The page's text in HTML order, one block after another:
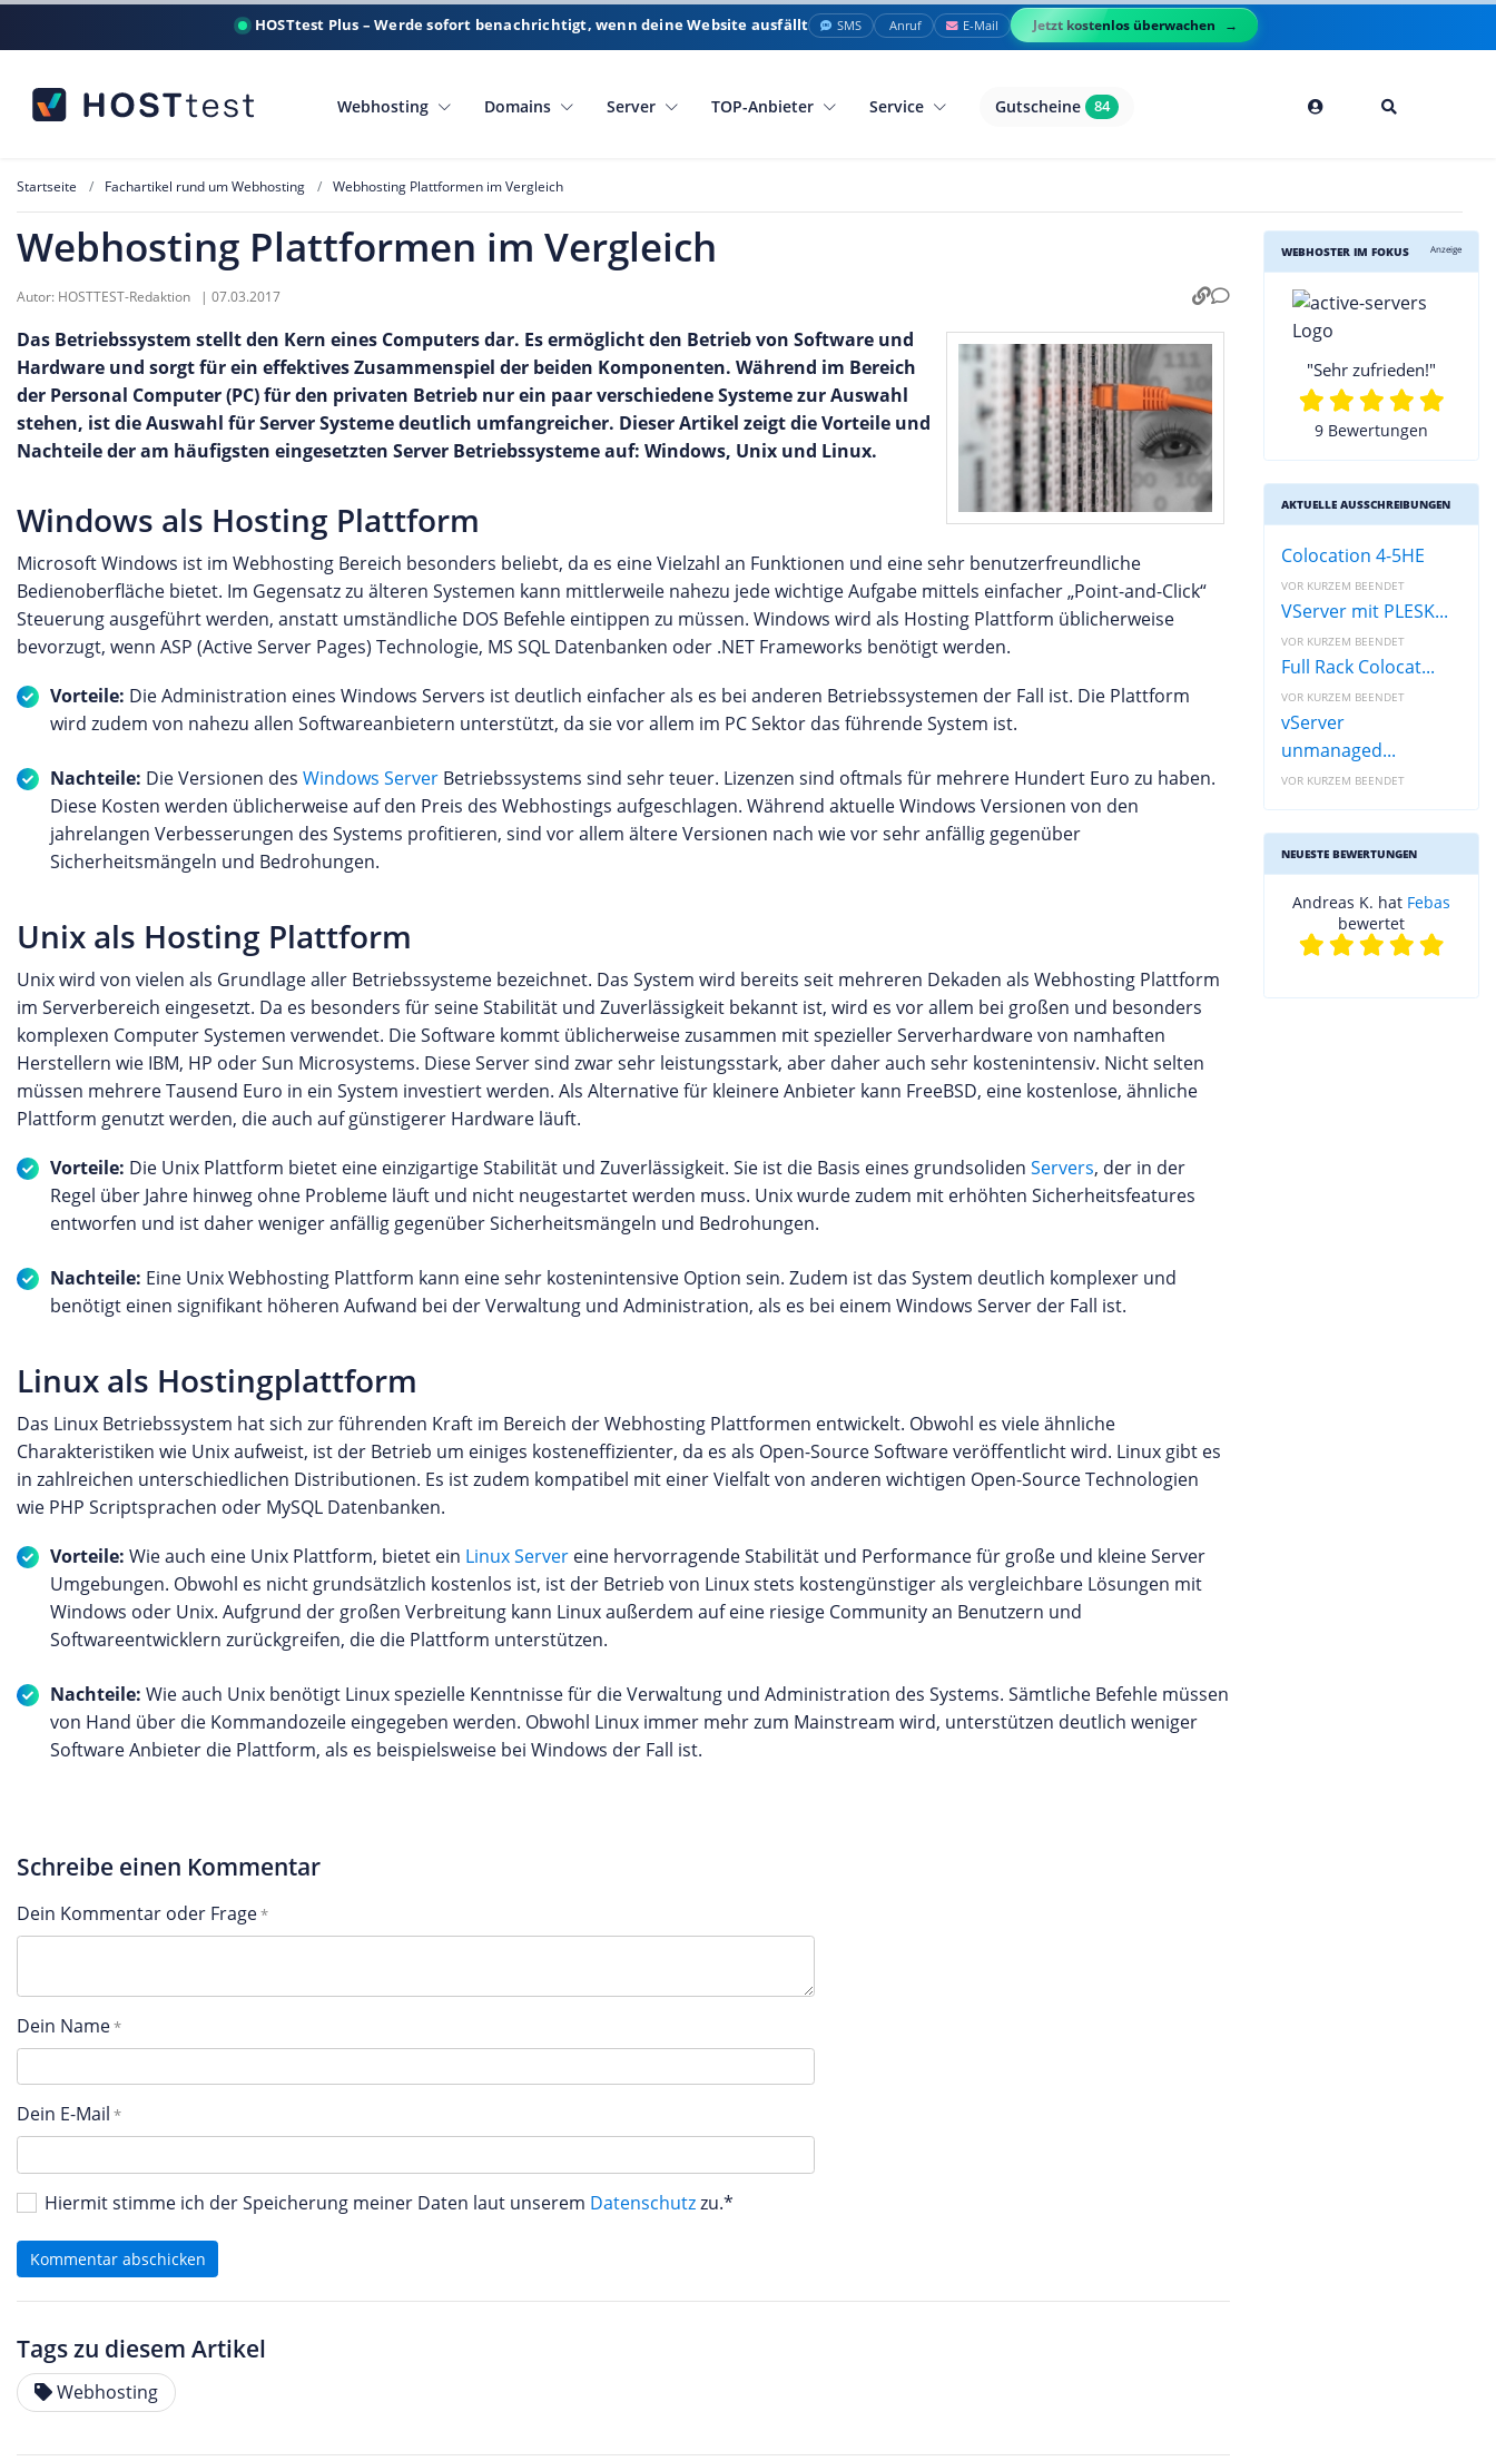
HOSTtest Plus – Werde sofort benachrichtigt, wenn deine Website ausfällt SMS Anruf E-Mail Jetzt kostenlos überwachen
Webhosting Domains Server TOP-Anbieter Service Gutscheine 84
Startseite Fachartikel rund um Webhosting Webhosting Plattformen im Vergleich
Webhosting Plattformen im Vergleich
Autor: HOSTTEST-Redaktion | 07.03.2017
Das Betriebssystem stellt den Kern eines Computers dar. Es ermöglicht den Betrieb von Software und
Hardware und sorgt für ein effektives Zusammenspiel der beiden Komponenten. Während im Bereich
der Personal Computer (PC) für den privaten Betrieb nur ein paar verschiedene Systeme zur Auswahl
stehen, ist die Auswahl für Server Systeme deutlich umfangreicher. Dieser Artikel zeigt die Vorteile und
Nachteile der am häufigsten eingesetzten Server Betriebssysteme auf: Windows, Unix und Linux.
Windows als Hosting Plattform
Microsoft Windows ist im Webhosting Bereich besonders beliebt, da es eine Vielzahl an Funktionen und eine sehr benutzerfreundliche
Bedienoberfläche bietet. Im Gegensatz zu älteren Systemen kann mittlerweile nahezu jede wichtige Aufgabe mittels einfacher „Point-and-Click“
Steuerung ausgeführt werden, anstatt umständliche DOS Befehle eintippen zu müssen. Windows wird als Hosting Plattform üblicherweise
bevorzugt, wenn ASP (Active Server Pages) Technologie, MS SQL Datenbanken oder .NET Frameworks benötigt werden.
Vorteile: Die Administration eines Windows Servers ist deutlich einfacher als es bei anderen Betriebssystemen der Fall ist. Die Plattform
wird zudem von nahezu allen Softwareanbietern unterstützt, da sie vor allem im PC Sektor das führende System ist.
Nachteile: Die Versionen des Windows Server Betriebssystems sind sehr teuer. Lizenzen sind oftmals für mehrere Hundert Euro zu haben.
Diese Kosten werden üblicherweise auf den Preis des Webhostings aufgeschlagen. Während aktuelle Windows Versionen von den
jahrelangen Verbesserungen des Systems profitieren, sind vor allem ältere Versionen nach wie vor sehr anfällig gegenüber
Sicherheitsmängeln und Bedrohungen.
Unix als Hosting Plattform
Unix wird von vielen als Grundlage aller Betriebssysteme bezeichnet. Das System wird bereits seit mehreren Dekaden als Webhosting Plattform
im Serverbereich eingesetzt. Da es besonders für seine Stabilität und Zuverlässigkeit bekannt ist, wird es vor allem bei großen und besonders
komplexen Computer Systemen verwendet. Die Software kommt üblicherweise zusammen mit spezieller Serverhardware von namhaften
Herstellern wie IBM, HP oder Sun Microsystems. Diese Server sind zwar sehr leistungsstark, aber daher auch sehr kostenintensiv. Nicht selten
müssen mehrere Tausend Euro in ein System investiert werden. Als Alternative für kleinere Anbieter kann FreeBSD, eine kostenlose, ähnliche
Plattform genutzt werden, die auch auf günstigerer Hardware läuft.
Vorteile: Die Unix Plattform bietet eine einzigartige Stabilität und Zuverlässigkeit. Sie ist die Basis eines grundsoliden Servers, der in der
Regel über Jahre hinweg ohne Probleme läuft und nicht neugestartet werden muss. Unix wurde zudem mit erhöhten Sicherheitsfeatures
entworfen und ist daher weniger anfällig gegenüber Sicherheitsmängeln und Bedrohungen.
Nachteile: Eine Unix Webhosting Plattform kann eine sehr kostenintensive Option sein. Zudem ist das System deutlich komplexer und
benötigt einen signifikant höheren Aufwand bei der Verwaltung und Administration, als es bei einem Windows Server der Fall ist.
Linux als Hostingplattform
Das Linux Betriebssystem hat sich zur führenden Kraft im Bereich der Webhosting Plattformen entwickelt. Obwohl es viele ähnliche
Charakteristiken wie Unix aufweist, ist der Betrieb um einiges kosteneffizienter, da es als Open-Source Software veröffentlicht wird. Linux gibt es
in zahlreichen unterschiedlichen Distributionen. Es ist zudem kompatibel mit einer Vielfalt von anderen wichtigen Open-Source Technologien
wie PHP Scriptsprachen oder MySQL Datenbanken.
Vorteile: Wie auch eine Unix Plattform, bietet ein Linux Server eine hervorragende Stabilität und Performance für große und kleine Server
Umgebungen. Obwohl es nicht grundsätzlich kostenlos ist, ist der Betrieb von Linux stets kostengünstiger als vergleichbare Lösungen mit
Windows oder Unix. Aufgrund der großen Verbreitung kann Linux außerdem auf eine riesige Community an Benutzern und
Softwareentwicklern zurückgreifen, die die Plattform unterstützen.
Nachteile: Wie auch Unix benötigt Linux spezielle Kenntnisse für die Verwaltung und Administration des Systems. Sämtliche Befehle müssen
von Hand über die Kommandozeile eingegeben werden. Obwohl Linux immer mehr zum Mainstream wird, unterstützen deutlich weniger
Software Anbieter die Plattform, als es beispielsweise bei Windows der Fall ist.
Schreibe einen Kommentar
Dein Kommentar oder Frage
Dein Name
Dein E-Mail
Hiermit stimme ich der Speicherung meiner Daten laut unserem Datenschutzzu.*
Kommentar abschicken
Tags zu diesem Artikel
Webhosting
WEBHOSTER IM FOKUS Anzeige
"Sehr zufrieden!"
9 Bewertungen
AKTUELLE AUSSCHREIBUNGEN
Colocation 4-5HE
VOR KURZEM BEENDET
VServer mit PLESK...
VOR KURZEM BEENDET
Full Rack Colocat...
VOR KURZEM BEENDET
vServer
unmanaged...
VOR KURZEM BEENDET
NEUESTE BEWERTUNGEN
Andreas K. hat Febas
bewertet